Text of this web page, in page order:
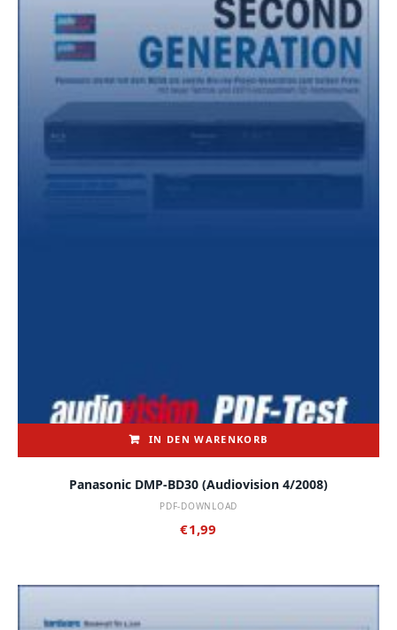
IN DEN WARENKORB
Panasonic DMP-BD30 (audiovision 4/2008)
PDF-DOWNLOAD
€1,99